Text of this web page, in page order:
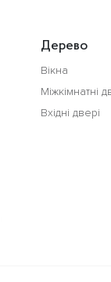
Дерево
Вікна
Міжкімнатні
Вхідні двері